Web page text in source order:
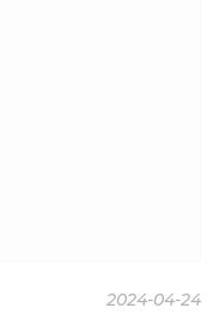
2024-04-24